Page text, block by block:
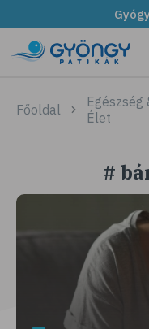
Főoldal
Egészség
Élet
#